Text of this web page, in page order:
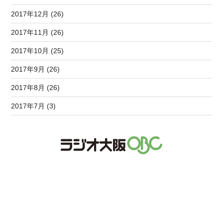
2017年12月 (26)
2017年11月 (26)
2017年10月 (25)
2017年9月 (26)
2017年8月 (26)
2017年7月 (3)